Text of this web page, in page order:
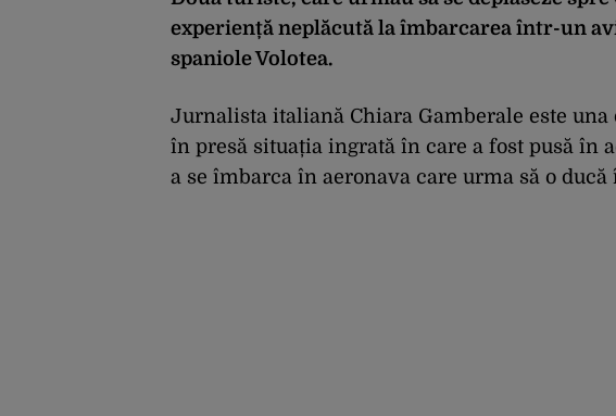
experiență neplăcută la îmbarcarea într-un
spaniole Volotea.
Jurnalista italiană Chiara Gamberale este
în presă situația ingrată în care a fost pusă în
a se îmbarca în aeronava care urma să o